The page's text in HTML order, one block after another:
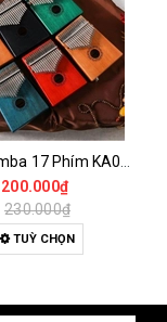
Đàn Kalimba 17 Phím KA04 Gỗ Nguyên Khối – Full Phụ Kiện, Âm Thanh Trong Trẻo
200.000₫
230.000₫
TUỲ CHỌN